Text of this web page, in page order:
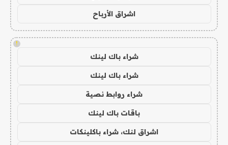
اشراق الأرباح
!
شراء باك لينك
شراء باك لينك
شراء روابط نصية
باقات باك لينك
اشراق لنك، شراء باكلينكات